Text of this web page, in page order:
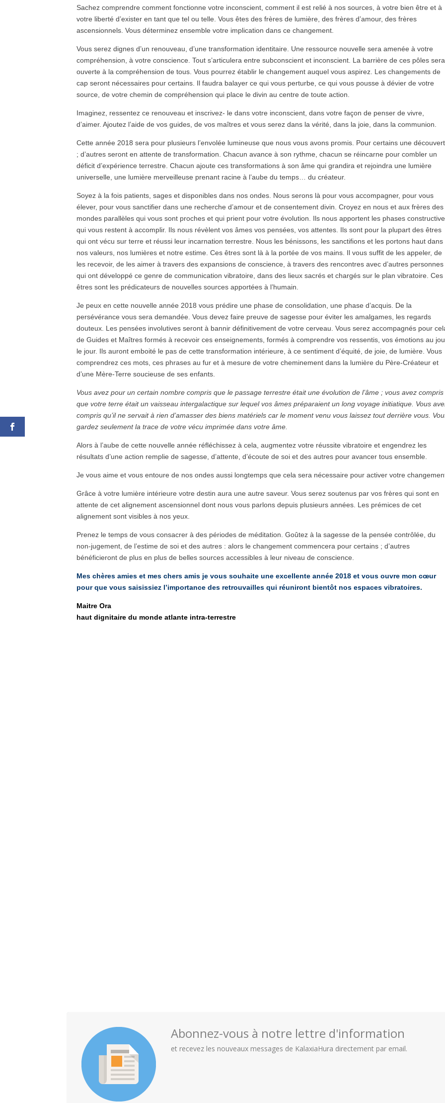
Sachez comprendre comment fonctionne votre inconscient, comment il est relié à nos sources, à votre bien être et à
votre liberté d’exister en tant que tel ou telle. Vous êtes des frères de lumière, des frères d’amour, des frères
ascensionnels. Vous déterminez ensemble votre implication dans ce changement.
Vous serez dignes d’un renouveau, d’une transformation identitaire. Une ressource nouvelle sera amenée à votre
compréhension, à votre conscience. Tout s’articulera entre subconscient et inconscient. La barrière de ces pôles sera
ouverte à la compréhension de tous. Vous pourrez établir le changement auquel vous aspirez. Les changements de
cap seront nécessaires pour certains. Il faudra balayer ce qui vous perturbe, ce qui vous pousse à dévier de votre
source, de votre chemin de compréhension qui place le divin au centre de toute action.
Imaginez, ressentez ce renouveau et inscrivez- le dans votre inconscient, dans votre façon de penser de vivre,
d’aimer. Ajoutez l’aide de vos guides, de vos maîtres et vous serez dans la vérité, dans la joie, dans la communion.
Cette année 2018 sera pour plusieurs l’envolée lumineuse que nous vous avons promis. Pour certains une
; d’autres seront en attente de transformation. Chacun avance à son rythme, chacun se réincarne pour combler un
déficit d’expérience terrestre. Chacun ajoute ces transformations à son âme qui grandira et rejoindra une lumière
universelle, une lumière merveilleuse prenant racine à l’aube du temps… du créateur.
Soyez à la fois patients, sages et disponibles dans nos ondes. Nous serons là pour vous accompagner, pour vous
élever, pour vous sanctifier dans une recherche d’amour et de consentement divin. Croyez en nous et aux frères des
mondes parallèles qui vous sont proches et qui prient pour votre évolution. Ils nous apportent les phases
qui vous restent à accomplir. Ils nous révèlent vos âmes vos pensées, vos attentes. Ils sont pour la plupart des êtres
qui ont vécu sur terre et réussi leur incarnation terrestre. Nous les bénissons, les sanctifions et les portons haut dans
nos valeurs, nos lumières et notre estime. Ces êtres sont là à la portée de vos mains. Il vous suffit de les appeler, de
les recevoir, de les aimer à travers des expansions de conscience, à travers des rencontres avec d’autres personnes
qui ont développé ce genre de communication vibratoire, dans des lieux sacrés et chargés sur le plan vibratoire. Ces
êtres sont les prédicateurs de nouvelles sources apportées à l’humain.
Je peux en cette nouvelle année 2018 vous prédire une phase de consolidation, une phase d’acquis. De la
persévérance vous sera demandée. Vous devez faire preuve de sagesse pour éviter les amalgames, les regards
douteux. Les pensées involutives seront à bannir définitivement de votre cerveau. Vous serez accompagnés pour
de Guides et Maîtres formés à recevoir ces enseignements, formés à comprendre vos ressentis, vos émotions au
le jour. Ils auront emboité le pas de cette transformation intérieure, à ce sentiment d’équité, de joie, de lumière. Vous
comprendrez ces mots, ces phrases au fur et à mesure de votre cheminement dans la lumière du Père-Créateur et
d’une Mère-Terre soucieuse de ses enfants.
Vous avez pour un certain nombre compris que le passage terrestre était une évolution de l’âme ; vous avez compris
que votre terre était un vaisseau intergalactique sur lequel vos âmes préparaient un long voyage initiatique. Vous
compris qu’il ne servait à rien d’amasser des biens matériels car le moment venu vous laissez tout derrière vous.
gardez seulement la trace de votre vécu imprimée dans votre âme.
Alors à l’aube de cette nouvelle année réfléchissez à cela, augmentez votre réussite vibratoire et engendrez les
résultats d’une action remplie de sagesse, d’attente, d’écoute de soi et des autres pour avancer tous ensemble.
Je vous aime et vous entoure de nos ondes aussi longtemps que cela sera nécessaire pour activer votre
Grâce à votre lumière intérieure votre destin aura une autre saveur. Vous serez soutenus par vos frères qui sont en
attente de cet alignement ascensionnel dont nous vous parlons depuis plusieurs années. Les prémices de cet
alignement sont visibles à nos yeux.
Prenez le temps de vous consacrer à des périodes de méditation. Goûtez à la sagesse de la pensée contrôlée, du
non-jugement, de l’estime de soi et des autres : alors le changement commencera pour certains ; d’autres
bénéficieront de plus en plus de belles sources accessibles à leur niveau de conscience.
Mes chères amies et mes chers amis je vous souhaite une excellente année 2018 et vous ouvre mon cœur
pour que vous saisissiez l’importance des retrouvailles qui réuniront bientôt nos espaces vibratoires.
Maitre Ora
haut dignitaire du monde atlante intra-terrestre
Abonnez-vous à notre lettre d'information
et recevez les nouveaux messages de KalaxiaHura directement par email.